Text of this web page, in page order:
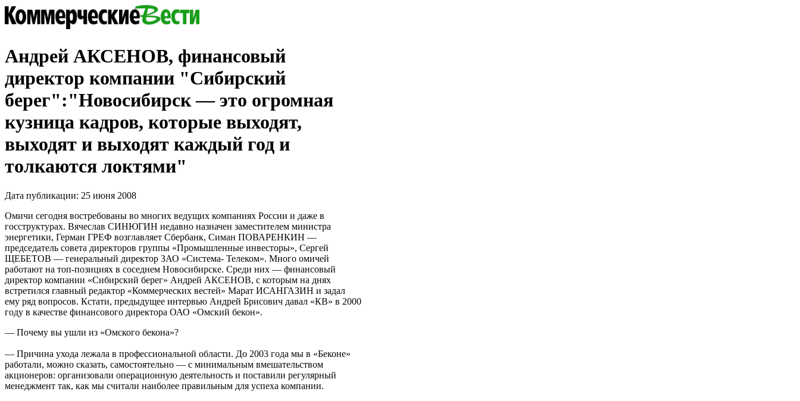
Андрей АКСЕНОВ, финансовый
директор компании "Сибирский
берег":"Новосибирск — это огромная
кузница кадров, которые выходят,
выходят и выходят каждый год и
толкаются локтями"
Дата публикации: 25 июня 2008
Омичи сегодня востребованы во многих ведущих компаниях России и даже в
госструктурах. Вячеслав СИНЮГИН недавно назначен заместителем министра
энергетики, Герман ГРЕФ возглавляет Сбербанк, Симан ПОВАРЕНКИН —
председатель совета директоров группы «Промышленные инвесторы», Сергей
ЩЕБЕТОВ — генеральный директор ЗАО «Система- Телеком». Много омичей
работают на топ-позициях в соседнем Новосибирске. Среди них — финансовый
директор компании «Сибирский берег» Андрей АКСЕНОВ, с которым на днях
встретился главный редактор «Коммерческих вестей» Марат ИСАНГАЗИН и задал
ему ряд вопросов. Кстати, предыдущее интервью Андрей Брисович давал «КВ» в 2000
году в качестве финансового директора ОАО «Омский бекон».
— Почему вы ушли из «Омского бекона»?
— Причина ухода лежала в профессиональной области. До 2003 года мы в «Беконе»
работали, можно сказать, самостоятельно — с минимальным вмешательством
акционеров: организовали операционную деятельность и поставили регулярный
менеджмент так, как мы считали наиболее правильным для успеха компании.